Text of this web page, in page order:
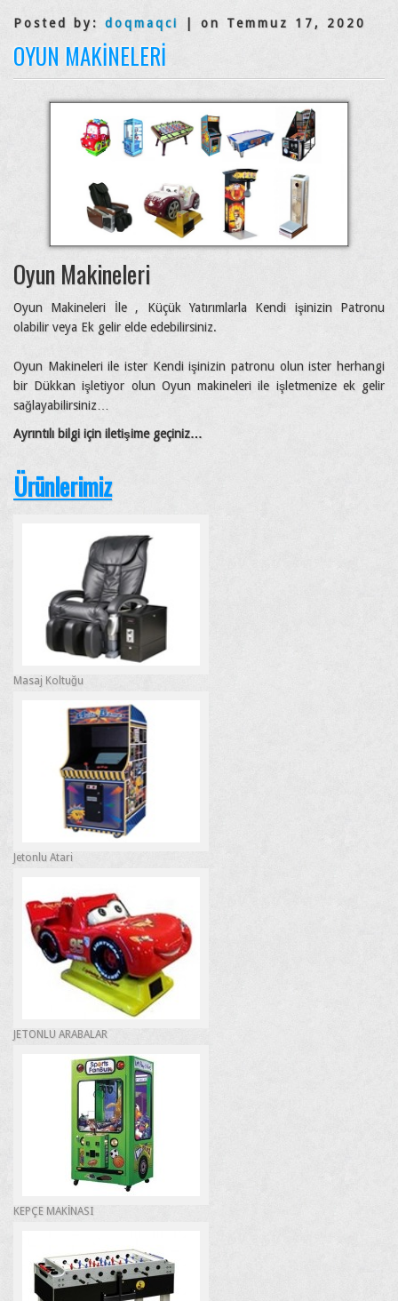
Posted by: doqmaqci | on Temmuz 17, 2020
OYUN MAKINELERI
Oyun Makineleri
Oyun Makineleri İle , Küçük Yatırımlarla Kendi işinizin Patronu
olabilir veya Ek gelir elde edebilirsiniz.
Oyun Makineleri ile ister Kendi işinizin patronu olun ister herhangi
bir Dükkan işletiyor olun Oyun makineleri ile işletmenize ek gelir
sağlayabilirsiniz…
Ayrıntılı bilgi için iletişime geçiniz…
Ürünlerimiz
Masaj Koltuğu
Jetonlu Atari
JETONLU ARABALAR
KEPÇE MAKİNASI